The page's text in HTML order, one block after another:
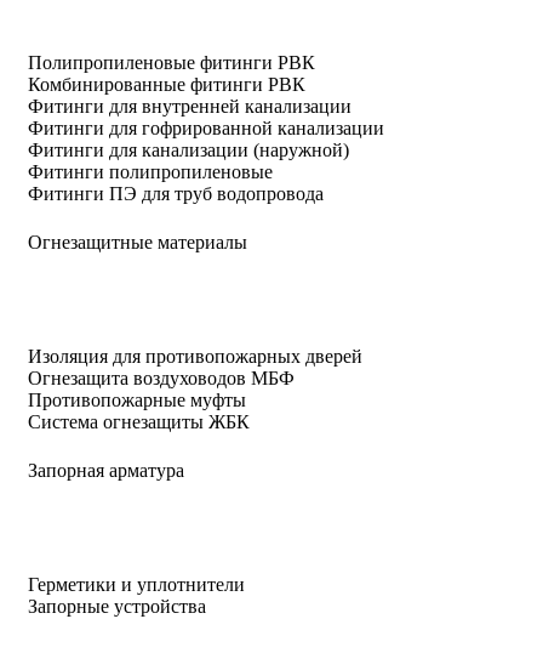
Полипропиленовые фитинги РВК
Комбинированные фитинги РВК
Фитинги для внутренней канализации
Фитинги для гофрированной канализации
Фитинги для канализации (наружной)
Фитинги полипропиленовые
Фитинги ПЭ для труб водопровода
Огнезащитные материалы
Изоляция для противопожарных дверей
Огнезащита воздуховодов МБФ
Противопожарные муфты
Система огнезащиты ЖБК
Запорная арматура
Герметики и уплотнители
Запорные устройства